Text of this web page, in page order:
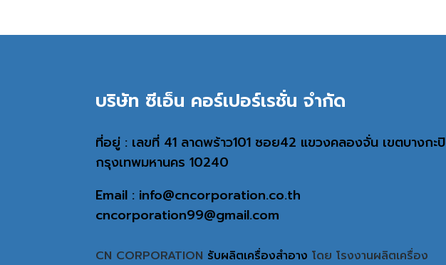
บริษัท ซีเอ็น คอร์เปอร์เรชั่น จำกัด
ที่อยู่ : เลขที่ 41 ลาดพร้าว101 ซอย42 แขวงคลองจั่น เขตบางกะปิ
กรุงเทพมหานคร 10240
Email : info@cncorporation.co.th
cncorporation99@gmail.com
CN CORPORATION รับผลิตเครื่องสำอาง โดย โรงงานผลิตเครื่อง